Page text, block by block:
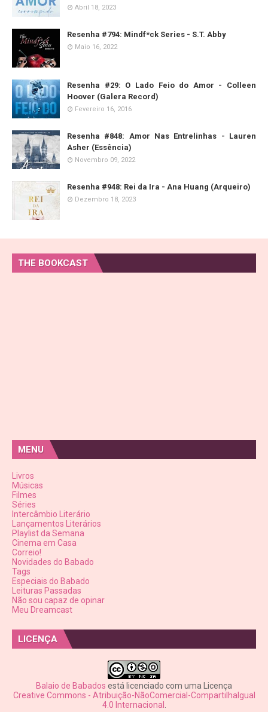
Abril 18, 2023
Resenha #794: Mindf*ck Series - S.T. Abby
Maio 16, 2022
Resenha #29: O Lado Feio do Amor - Colleen
Hoover (Galera Record)
Fevereiro 16, 2016
Resenha #848: Amor Nas Entrelinhas - Lauren
Asher (Essência)
Novembro 09, 2022
Resenha #948: Rei da Ira - Ana Huang (Arqueiro)
Dezembro 18, 2023
THE BOOKCAST
MENU
Livros
Músicas
Filmes
Séries
Intercâmbio Literário
Lançamentos Literários
Playlist da Semana
Cinema em Casa
Correio!
Novidades do Babado
Tags
Especiais do Babado
Leituras Passadas
Não sou capaz de opinar
Meu Dreamcast
LICENÇA
Balaio de Babados está licenciado com uma Licença
Creative Commons - Atribuição-NãoComercial-CompartilhaIgual
4.0 Internacional